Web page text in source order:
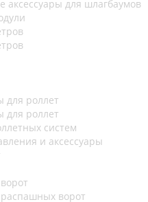
аксессуары для шлагбаумов
для роллет
для роллет
систем
и аксессуары
ворот